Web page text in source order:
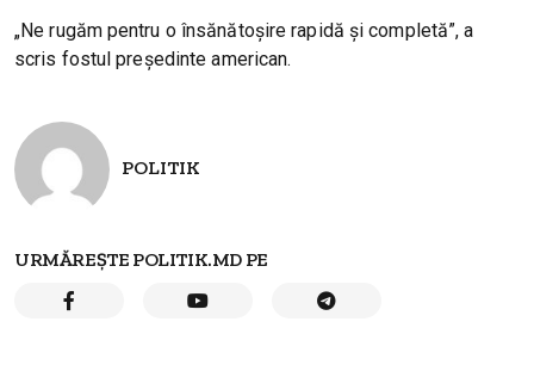
„Ne rugăm pentru o însănătoşire rapidă şi completă”, a
scris fostul preşedinte american.
POLITIK
URMĂREȘTE POLITIK.MD PE